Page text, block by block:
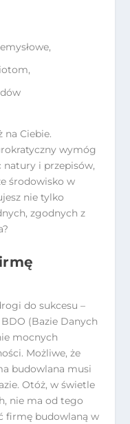
Ciebie.
wymóg
natury i przepisów,
środowisko w
nie tylko
zgodnych z
do sukcesu –
(Bazie Danych
mocnych
Możliwe, że
budowlana musi
Otóż, w świetle
nie ma od tego
firmę budowlaną w